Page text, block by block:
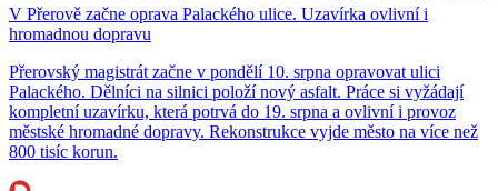
V Přerově začne oprava Palackého ulice. Uzavírka ovlivní i
hromadnou dopravu
Přerovský magistrát začne v pondělí 10. srpna opravovat ulici
Palackého. Dělníci na silnici položí nový asfalt. Práce si vyžádají
kompletní uzavírku, která potrvá do 19. srpna a ovlivní i provoz
městské hromadné dopravy. Rekonstrukce vyjde město na více než
800 tisíc korun.